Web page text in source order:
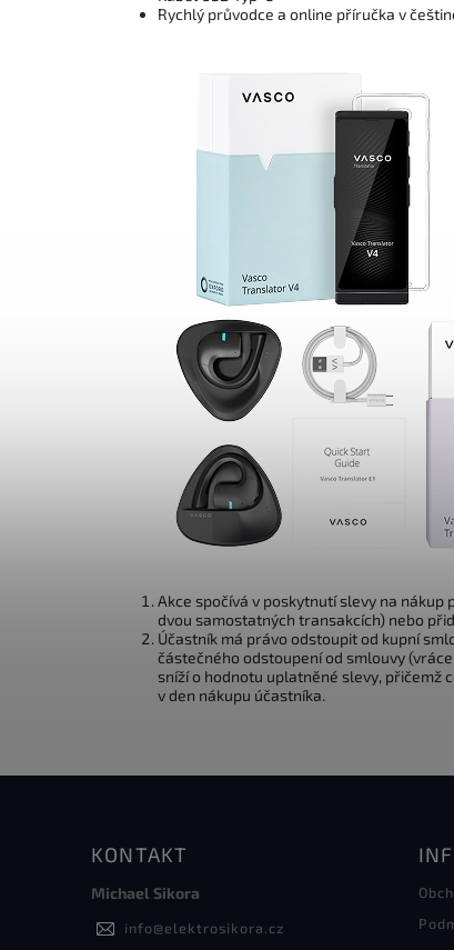
Rychlý průvodce a online příručka v
Akce spočívá v poskytnutí slevy na
dvou samostatných transakcích) nebo
Účastník má právo odstoupit od kupní
částečného odstoupení od smlouvy
sníží o hodnotu uplatněné slevy, přičemž
v den nákupu účastníka.
KONTAKT
Michael Sikora
info@elektrosikora.cz